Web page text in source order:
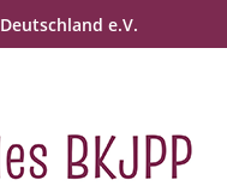
e.V.